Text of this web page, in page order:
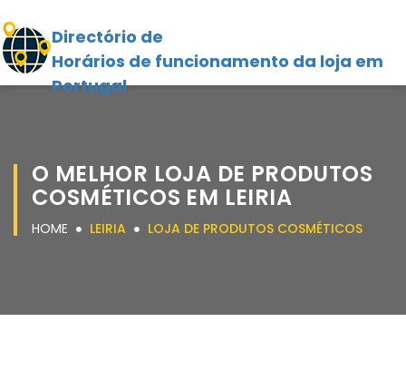
Directório de
Horários de funcionamento da loja em
Portugal
O MELHOR LOJA DE PRODUTOS
COSMÉTICOS EM LEIRIA
HOME LEIRIA LOJA DE PRODUTOS COSMÉTICOS